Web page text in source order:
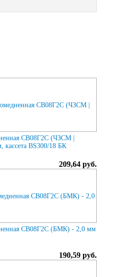
СВ08Г2С (ЧЗСМ |
кассета BS300/18 БК
209,64 руб.
СВ08Г2С (БМК) - 2,0 мм
190,59 руб.